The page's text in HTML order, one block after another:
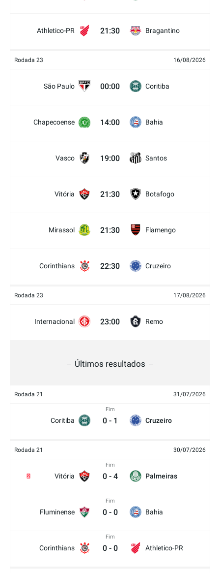
Athletico-PR 21:30 Bragantino
Rodada 23 16/08/2026
São Paulo 00:00 Coritiba
Chapecoense 14:00 Bahia
Vasco 19:00 Santos
Vitória 21:30 Botafogo
Mirassol 21:30 Flamengo
Corinthians 22:30 Cruzeiro
Rodada 23 17/08/2026
Internacional 23:00 Remo
Últimos resultados
Rodada 21 31/07/2026
Coritiba
Fim
0 - 1 Cruzeiro
Rodada 21 30/07/2026
Vitória
2
Fim
0 - 4 Palmeiras
Fluminense
Fim
0 - 0 Bahia
Corinthians
Fim
0 - 0 Athletico-PR